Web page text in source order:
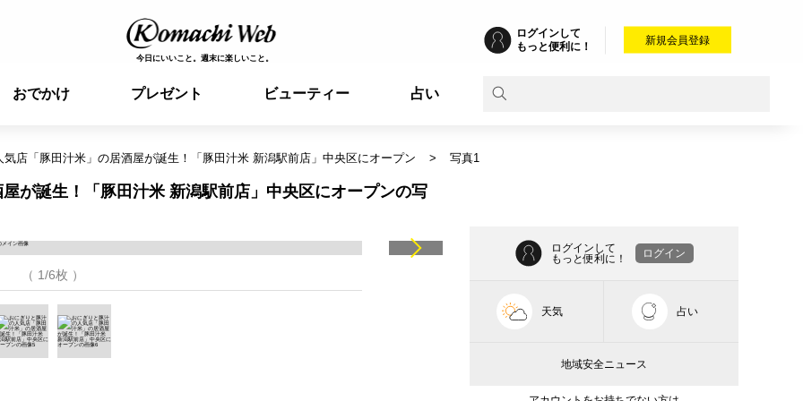
今日にいいこと。週末に楽しいこと。
ログインして
もっと便利に！
新規会員登録
おでかけ プレゼント ビューティー 占い
店「豚田汁米」の居酒屋が誕生！「豚田汁米 新潟駅前店」中央区にオープン 写真1
が誕生！「豚田汁米 新潟駅前店」中央区にオープンの写
（ 1/6枚 ）
ログインして
もっと便利に！
ログイン
天気 占い
地域安全ニュース